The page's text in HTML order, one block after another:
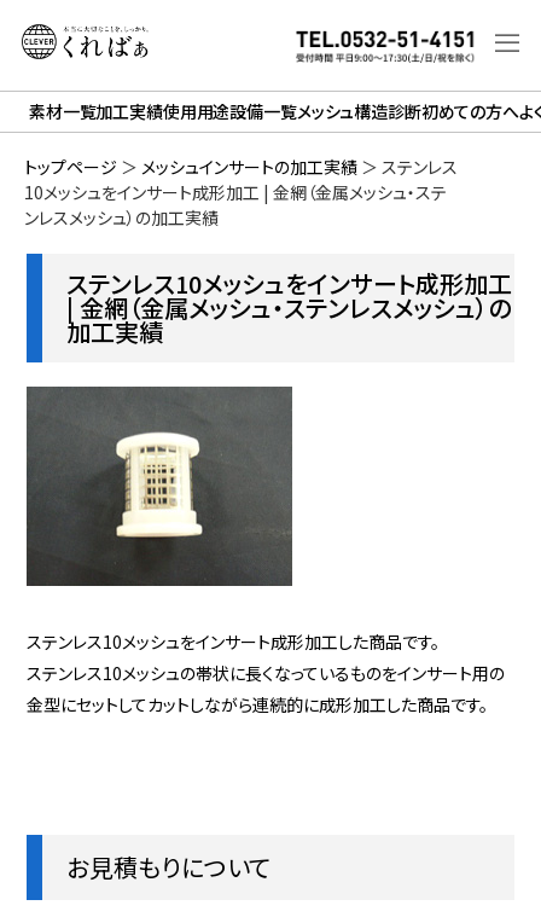
素材一覧加工実績使用用途設備一覧メッシュ構造診断初めての方へよ
トップページ ＞ メッシュインサートの加工実績 ＞ ステンレス
10メッシュをインサート成形加工 | 金網（金属メッシュ・ステ
ンレスメッシュ）の加工実績
ステンレス10メッシュをインサート成形加工
| 金網（金属メッシュ・ステンレスメッシュ）の
加工実績
ステンレス10メッシュをインサート成形加工した商品です。
ステンレス10メッシュの帯状に長くなっているものをインサート用の
金型にセットしてカットしながら連続的に成形加工した商品です。
お見積もりについて